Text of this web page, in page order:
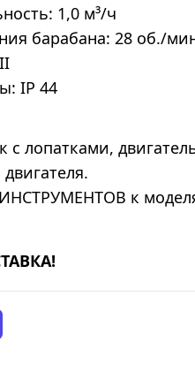
1,0 м³/ч
барабана: 28 об./
IP 44
с лопатками,
к